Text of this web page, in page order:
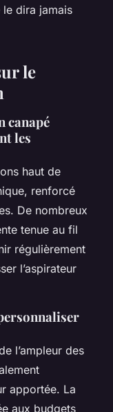
dira jamais
le
canapé
les
haut de
renforcé
De nombreux
tenue au fil
régulièrement
l’aspirateur
l’ampleur des
apportée. La
aux budgets